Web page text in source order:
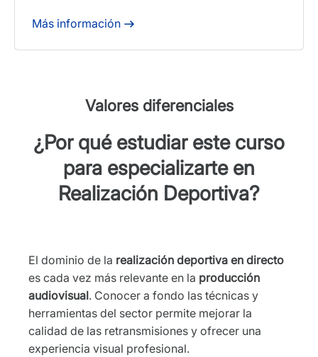
Más información
Valores diferenciales
¿Por qué estudiar este curso
para especializarte en
Realización Deportiva?
El dominio de la realización deportiva en directo
es cada vez más relevante en la producción
audiovisual. Conocer a fondo las técnicas y
herramientas del sector permite mejorar la
calidad de las retransmisiones y ofrecer una
experiencia visual profesional.